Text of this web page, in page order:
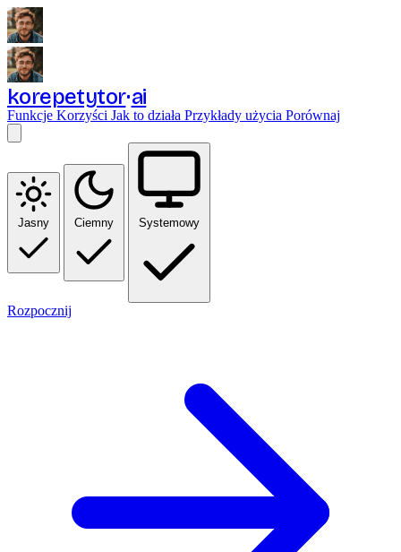
korepetytor ai
Funkcje Korzyści Jak to działa Przykłady użycia Porównaj
Jasny Ciemny Systemowy
Rozpocznij